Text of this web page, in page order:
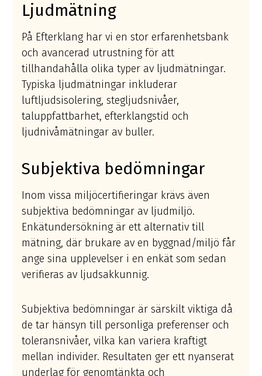
Ljudmätning
På Efterklang har vi en stor erfarenhetsbank
och avancerad utrustning för att
tillhandahålla olika typer av ljudmätningar.
Typiska ljudmätningar inkluderar
luftljudsisolering, stegljudsnivåer,
taluppfattbarhet, efterklangstid och
ljudnivåmätningar av buller.
Subjektiva bedömningar
Inom vissa miljöcertifieringar krävs även
subjektiva bedömningar av ljudmiljö.
Enkätundersökning är ett alternativ till
mätning, där brukare av en byggnad/miljö får
ange sina upplevelser i en enkät som sedan
verifieras av ljudsakkunnig.
Subjektiva bedömningar är särskilt viktiga då
de tar hänsyn till personliga preferenser och
toleransnivåer, vilka kan variera kraftigt
mellan individer. Resultaten ger ett nyanserat
underlag för genomtänkta och